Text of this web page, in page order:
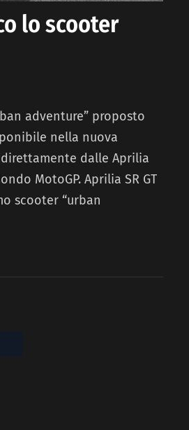
lo scooter
adventure” proposto
nella nuova
dalle Aprilia
MotoGP. Aprilia SR GT
scooter “urban